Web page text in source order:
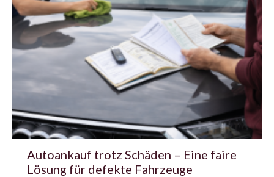
Autoankauf trotz Schäden – Eine faire
Lösung für defekte Fahrzeuge